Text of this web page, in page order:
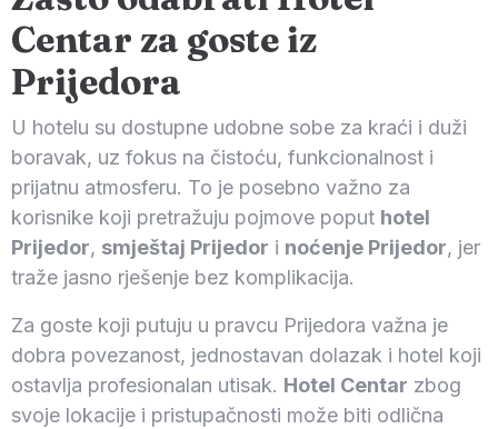
Centar za goste iz
Prijedora
U hotelu su dostupne udobne sobe za kraći i duži
boravak, uz fokus na čistoću, funkcionalnost i
prijatnu atmosferu. To je posebno važno za
korisnike koji pretražuju pojmove poput hotel
Prijedor, smještaj Prijedor i noćenje Prijedor, jer
traže jasno rješenje bez komplikacija.
Za goste koji putuju u pravcu Prijedora važna je
dobra povezanost, jednostavan dolazak i hotel koji
ostavlja profesionalan utisak. Hotel Centar zbog
svoje lokacije i pristupačnosti može biti odlična